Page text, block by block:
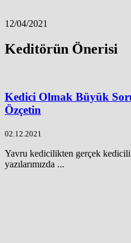
12/04/2021
Keditörün Önerisi
Kedici Olmak Büyük
Özçetin
02.12.2021
Yavru kedicilikten gerçek
yazılarımızda ...